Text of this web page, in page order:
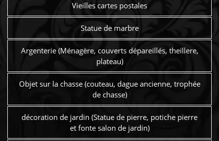
Vieilles cartes postales
Statue de marbre
Argenterie (Ménagère, couverts dépareillés, theillere,
plateau)
Objet sur la chasse (couteau, dague ancienne, trophée
de chasse)
décoration de jardin (Statue de pierre, potiche pierre
et fonte salon de jardin)